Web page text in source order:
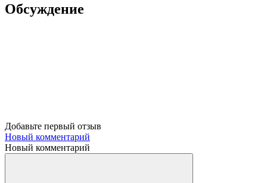
Обсуждение
Добавьте первый отзыв
Новый комментарий
Новый комментарий